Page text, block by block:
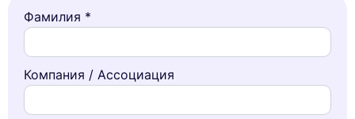
Фамилия *
Компания / Ассоциация